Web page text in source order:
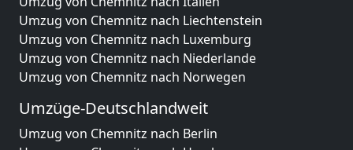
Umzug von Chemnitz nach Liechtenstein
Umzug von Chemnitz nach Luxemburg
Umzug von Chemnitz nach Niederlande
Umzug von Chemnitz nach Norwegen
Umzüge-Deutschlandweit
Umzug von Chemnitz nach Berlin